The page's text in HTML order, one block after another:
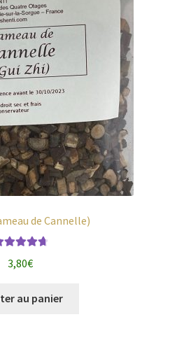
de Cannelle)
sur 5
3,80€
au panier